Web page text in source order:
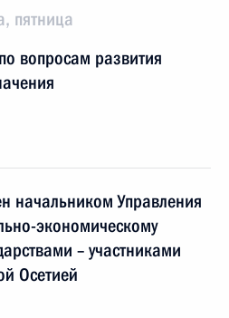
пятница
вопросам развития
начальником Управления
экономическому
– участниками
Осетией